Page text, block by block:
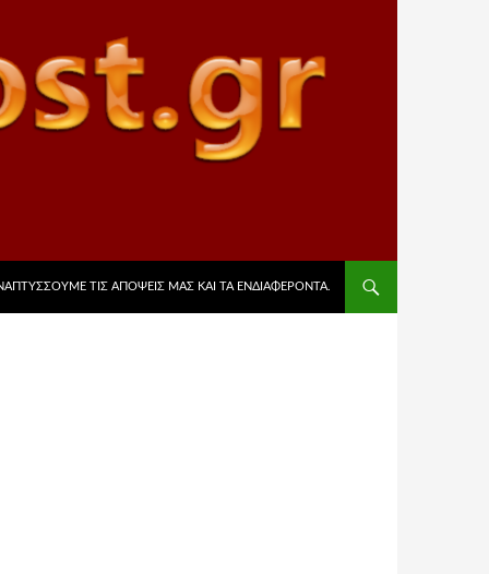
ΤΙΣ ΑΠΌΨΕΙΣ ΜΑΣ ΚΑΙ ΤΑ ΕΝΔΙΑΦΈΡΟΝΤΑ.